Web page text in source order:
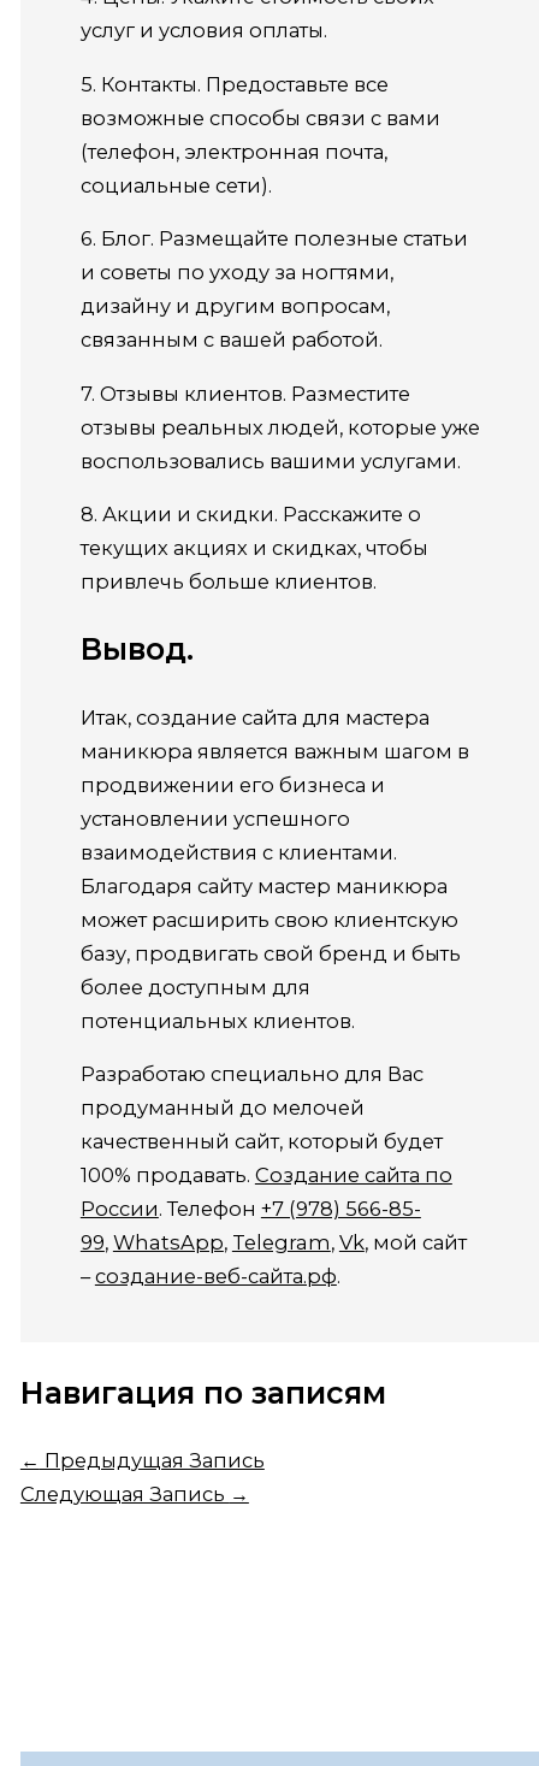
услуг и условия оплаты.
5. Контакты. Предоставьте все
возможные способы связи с вами
(телефон, электронная почта,
социальные сети).
6. Блог. Размещайте полезные статьи
и советы по уходу за ногтями,
дизайну и другим вопросам,
связанным с вашей работой.
7. Отзывы клиентов. Разместите
отзывы реальных людей, которые уже
воспользовались вашими услугами.
8. Акции и скидки. Расскажите о
текущих акциях и скидках, чтобы
привлечь больше клиентов.
Вывод.
Итак, создание сайта для мастера
маникюра является важным шагом в
продвижении его бизнеса и
установлении успешного
взаимодействия с клиентами.
Благодаря сайту мастер маникюра
может расширить свою клиентскую
базу, продвигать свой бренд и быть
более доступным для
потенциальных клиентов.
Разработаю специально для Вас
продуманный до мелочей
качественный сайт, который будет
100% продавать. Создание сайта по
России. Телефон +7 (978) 566-85-
99, WhatsApp, Telegram, Vk, мой сайт
–создание-веб-сайта.рф.
Навигация по записям
← Предыдущая Запись
Следующая Запись →